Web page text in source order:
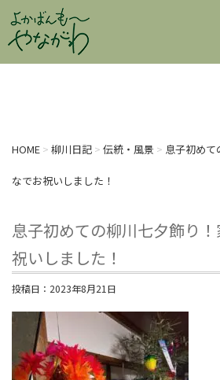
HOME > 柳川日記 > 伝統・風景 > 息子初め
なでお祝いしました！
息子初めての柳川七夕飾り
祝いしました！
投稿日： 2023年8月21日